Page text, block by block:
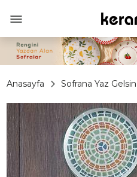
Anasayfa Sofrana Yaz Gelsin